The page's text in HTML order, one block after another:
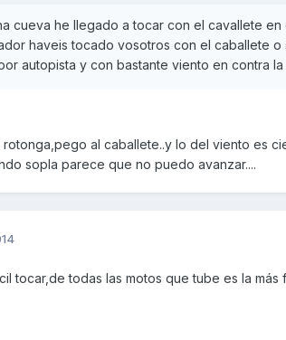
cueva he llegado a tocar con el cavallete
haveis tocado vosotros con el caballete o
autopista y con bastante viento en contra
rotonga,pego al caballete..y lo del viento es
sopla parece que no puedo avanzar....
tocar,de todas las motos que tube es la